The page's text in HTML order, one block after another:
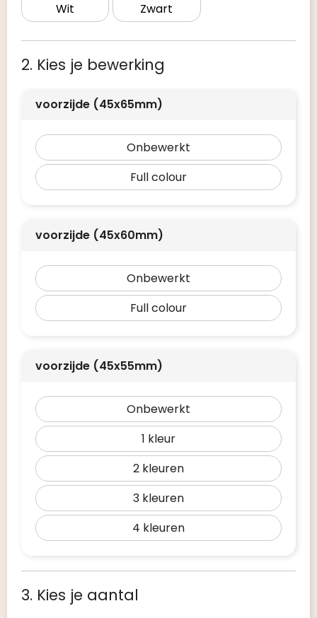
Wit Zwart
2. Kies je bewerking
voorzijde (45x65mm)
Onbewerkt
Full colour
voorzijde (45x60mm)
Onbewerkt
Full colour
voorzijde (45x55mm)
Onbewerkt
1
2
3
4
3. Kies je aantal